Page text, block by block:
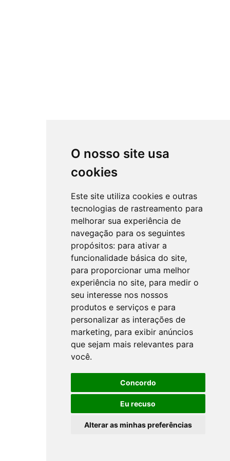
O nosso site usa
cookies
Este site utiliza cookies e outras
tecnologias de rastreamento para
melhorar sua experiência de
navegação para os seguintes
propósitos: para ativar a
funcionalidade básica do site,
para proporcionar uma melhor
experiência no site, para medir o
seu interesse nos nossos
produtos e serviços e para
personalizar as interações de
marketing, para exibir anúncios
que sejam mais relevantes para
você.
Concordo
Eu recuso
Alterar as minhas preferências